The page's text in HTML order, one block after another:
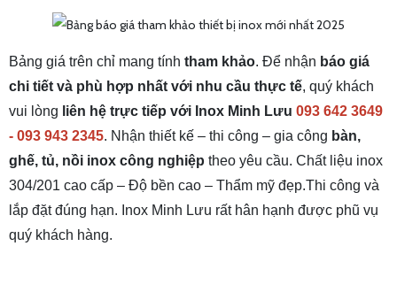
Bảng giá trên chỉ mang tính tham khảo. Để nhận báo giá
chi tiết và phù hợp nhất với nhu cầu thực tế, quý khách
vui lòng liên hệ trực tiếp với Inox Minh Lưu 093 642 3649
- 093 943 2345. Nhận thiết kế – thi công – gia công bàn,
ghế, tủ, nồi inox công nghiệp theo yêu cầu. Chất liệu inox
304/201 cao cấp – Độ bền cao – Thẩm mỹ đẹp.Thi công và
lắp đặt đúng hạn. Inox Minh Lưu rất hân hạnh được phũ vụ
quý khách hàng.